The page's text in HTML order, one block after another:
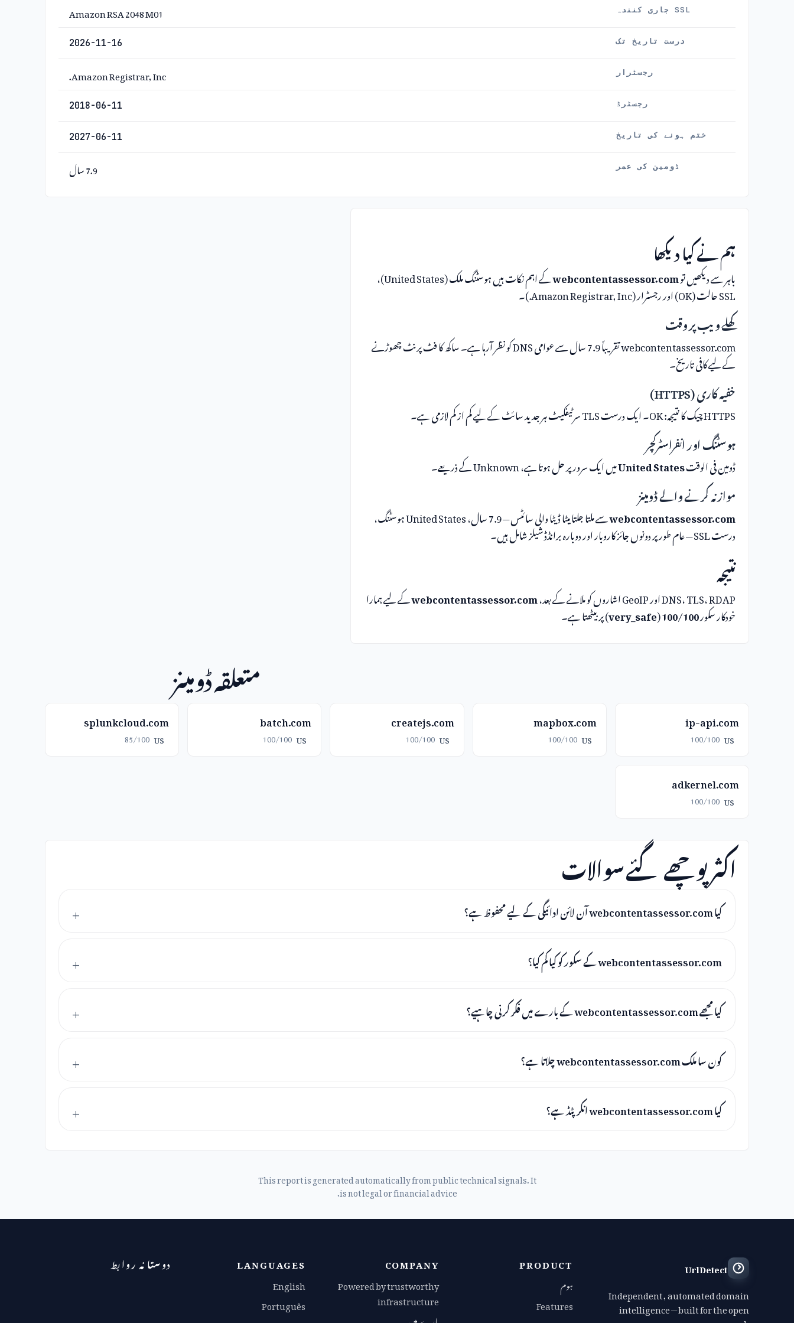
SSL جاری کنندہ Amazon RSA 2048 M01
درست تاریخ تک 2026-11-16
رجسٹرار Amazon Registrar, Inc.
رجسٹرڈ 2018-06-11
ختم ہونے کی تاریخ 2027-06-11
ڈومین کی عمر 7.9 سال
ہم نے کیا دیکھا
باہر سے دیکھیں توwebcontentassessor.com کے اہم نکات ہیں ہوسٹنگ ملک (United States)،
SSL حالت (OK) اور رجسٹرار (Amazon Registrar, Inc.)۔
کھلے ویب پر وقت
webcontentassessor.com تقریباً 7.9 سال سے عوامی DNS کو نظر آرہا ہے۔ ساکھ کا فٹ پرنٹ چھوڑنے
کے لیے کافی تاریخ۔
خفیہ کاری (HTTPS)
HTTPS چیک کا نتیجہ: OK۔ ایک درست TLS سرٹیفکیٹ ہر جدید سائٹ کے لیے کم از کم لازمی ہے۔
ہوسٹنگ اور انفراسٹرکچر
ڈومین فی الوقتUnited Statesمیں ایک سرور پر حل ہوتا ہے، Unknown کے ذریعے۔
موازنہ کرنے والے ڈومینز
webcontentassessor.com سے ملتا جلتا میٹا ڈیٹا والی سائٹس — 7.9 سال، United States ہوسٹنگ،
درست SSL — عام طور پر دونوں جائز کاروبار اور دوبارہ برانڈڈ شیلز شامل ہیں۔
نتیجہ
DNS، TLS، RDAP اور GeoIP اشاروں کو ملانے کے بعد، webcontentassessor.comکے لیے ہمارا
خودکار سکور100/100
(
very_safe) پر بیٹھتا ہے۔
متعلقہ ڈومینز
ip-api.com
US
100/100
mapbox.com
US
100/100
createjs.com
US
100/100
batch.com
US
100/100
splunkcloud.com
US
85/100
adkernel.com
US
100/100
اکثر پوچھے گئے سوالات
کیا webcontentassessor.com آن لائن ادائیگی کے لیے محفوظ ہے؟
webcontentassessor.com کے سکور کو کیا کم کیا؟
کیا مجھے webcontentassessor.com کے بارے میں فکر کرنی چاہیے؟
کون سا ملک webcontentassessor.com چلاتا ہے؟
کیا webcontentassessor.com انکرپٹڈ ہے؟
This report is generated automatically from public technical signals. It
is not legal or financial advice.
UrlDetect
Independent, automated domain
intelligence — built for the open
PRODUCT
ہوم
Features
COMPANY
Powered by trustworthy
infrastructure
LANGUAGES
English
Português
دوستانہ روابط